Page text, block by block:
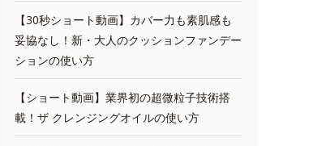
【30秒ショート動画】カバー力も素肌感も
妥協なし！新・大人のクッションファンデー
ションの使い方
【ショート動画】業界初の超微粒子技術搭
載！ザ クレンジングオイルの使い方